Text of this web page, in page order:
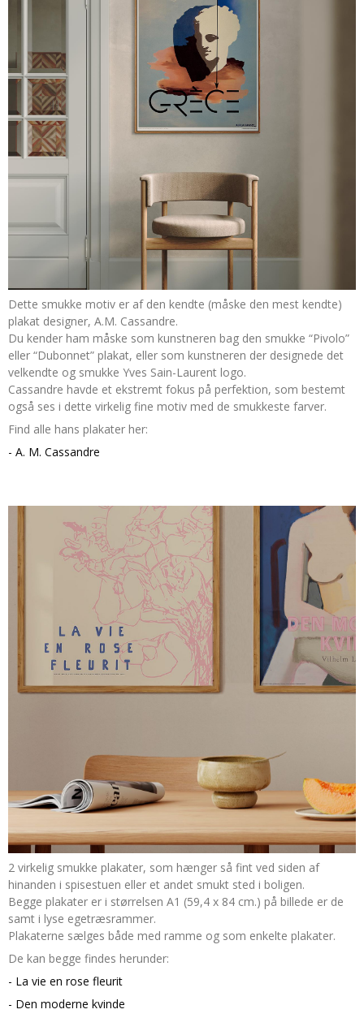
Dette smukke motiv er af den kendte (måske den mest kendte)
plakat designer, A.M. Cassandre.
Du kender ham måske som kunstneren bag den smukke “Pivolo”
eller “Dubonnet” plakat, eller som kunstneren der designede det
velkendte og smukke Yves Sain-Laurent logo.
Cassandre havde et ekstremt fokus på perfektion, som bestemt
også ses i dette virkelig fine motiv med de smukkeste farver.
Find alle hans plakater her:
- A. M. Cassandre
2 virkelig smukke plakater, som hænger så fint ved siden af
hinanden i spisestuen eller et andet smukt sted i boligen.
Begge plakater er i størrelsen A1 (59,4 x 84 cm.) på billede er de
samt i lyse egetræsrammer.
Plakaterne sælges både med ramme og som enkelte plakater.
De kan begge findes herunder:
- La vie en rose fleurit
- Den moderne kvinde